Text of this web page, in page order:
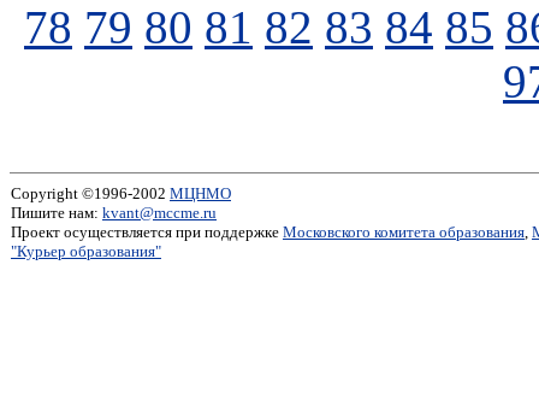
78 79 80 81 82 83 84 85
Copyright ©1996-2002 МЦНМО
Пишите нам: kvant@mccme.ru
Проект осуществляется при поддержке Московского комитета образования,
"Курьер образования"